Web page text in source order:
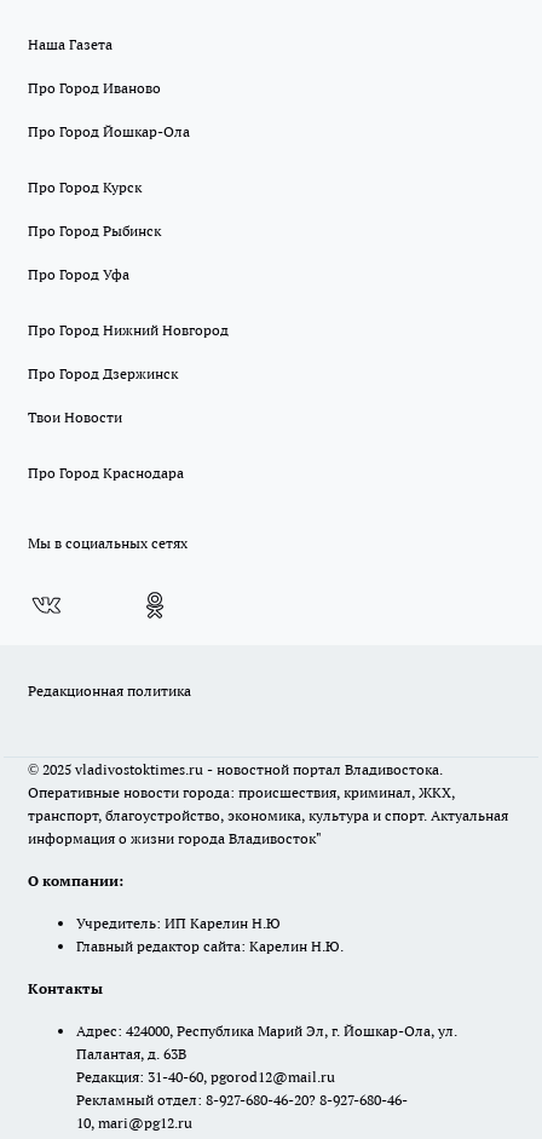
Наша Газета
Про Город Иваново
Про Город Йошкар-Ола
Про Город Курск
Про Город Рыбинск
Про Город Уфа
Про Город Нижний Новгород
Про Город Дзержинск
Твои Новости
Про Город Краснодара
Мы в социальных сетях
Редакционная политика
© 2025 vladivostoktimes.ru - новостной портал Владивостока.
Оперативные новости города: происшествия, криминал, ЖКХ,
транспорт, благоустройство, экономика, культура и спорт. Актуальная
информация о жизни города Владивосток"
О компании:
Учредитель: ИП Карелин Н.Ю
Главный редактор сайта: Карелин Н.Ю.
Контакты
Адрес: 424000, Республика Марий Эл, г. Йошкар-Ола, ул.
Палантая, д. 63В
Редакция: 31-40-60, pgorod12@mail.ru
Рекламный отдел: 8-927-680-46-20? 8-927-680-46-
10, mari@pg12.ru